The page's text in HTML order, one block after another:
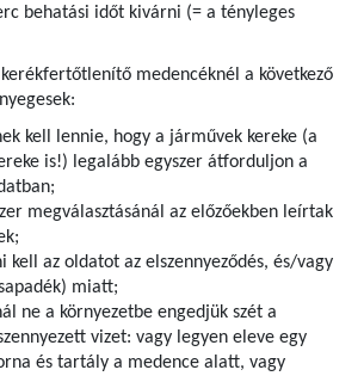
behatási időt kivárni (= a tényleges
medencéknél a következő
kell lennie, hogy a járművek kereke (a
is!) legalább egyszer átforduljon a
megválasztásánál az előzőekben leírtak
kell az oldatot az elszennyeződés, és/vagy
miatt;
ne a környezetbe engedjük szét a
vizet: vagy legyen eleve egy
és tartály a medence alatt, vagy